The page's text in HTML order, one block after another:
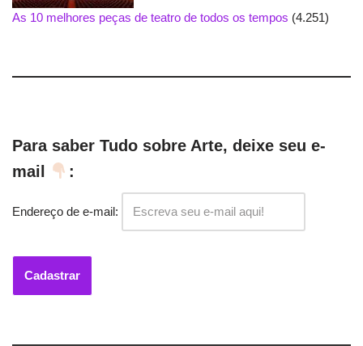
As 10 melhores peças de teatro de todos os tempos (4.251)
Para saber Tudo sobre Arte, deixe seu e-
mail
:
Endereço de e-mail: